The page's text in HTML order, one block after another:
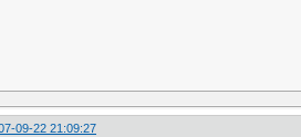
09-22 21:09:27